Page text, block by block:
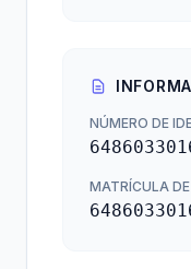
NÚMERO DE
MATRÍCULA